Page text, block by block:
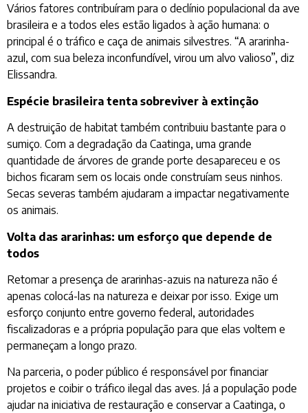
Vários fatores contribuíram para o declínio populacional da ave
brasileira e a todos eles estão ligados à ação humana: o
principal é o tráfico e caça de animais silvestres. “A ararinha-
azul, com sua beleza inconfundível, virou um alvo valioso”, diz
Elissandra.
Espécie brasileira tenta sobreviver à extinção
A destruição de habitat também contribuiu bastante para o
sumiço. Com a degradação da Caatinga, uma grande
quantidade de árvores de grande porte desapareceu e os
bichos ficaram sem os locais onde construíam seus ninhos.
Secas severas também ajudaram a impactar negativamente
os animais.
Volta das ararinhas: um esforço que depende de
todos
Retomar a presença de ararinhas-azuis na natureza não é
apenas colocá-las na natureza e deixar por isso. Exige um
esforço conjunto entre governo federal, autoridades
fiscalizadoras e a própria população para que elas voltem e
permaneçam a longo prazo.
Na parceria, o poder público é responsável por financiar
projetos e coibir o tráfico ilegal das aves. Já a população pode
ajudar na iniciativa de restauração e conservar a Caatinga, o